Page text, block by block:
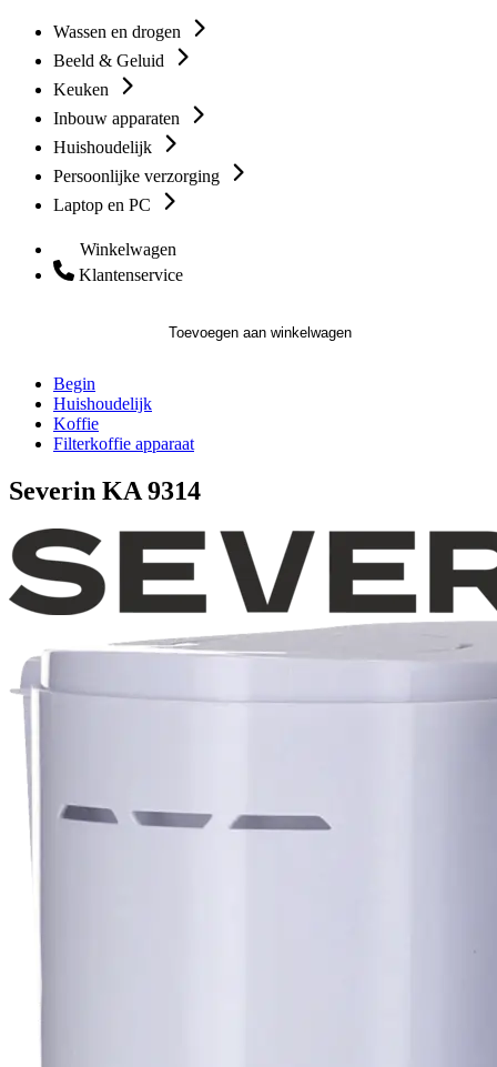
Wassen en drogen
Beeld & Geluid
Keuken
Inbouw apparaten
Huishoudelijk
Persoonlijke verzorging
Laptop en PC
Winkelwagen
Klantenservice
Toevoegen aan winkelwagen
Begin
Huishoudelijk
Koffie
Filterkoffie apparaat
Severin KA 9314